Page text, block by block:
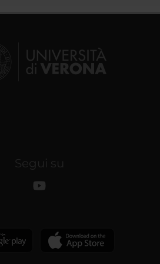
Segui su